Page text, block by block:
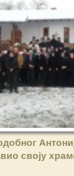
своју